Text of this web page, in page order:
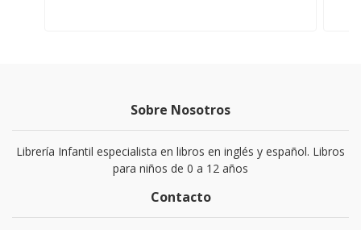
Sobre Nosotros
Librería Infantil especialista en libros en inglés y español. Libros
para niños de 0 a 12 años
Contacto